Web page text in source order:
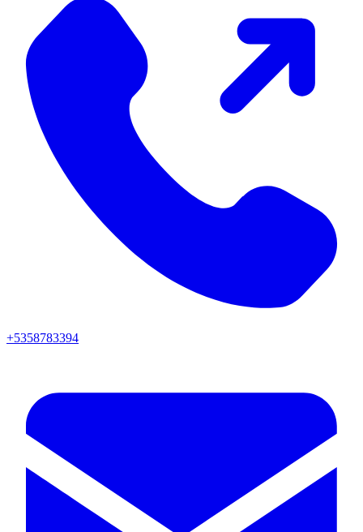
+5358783394